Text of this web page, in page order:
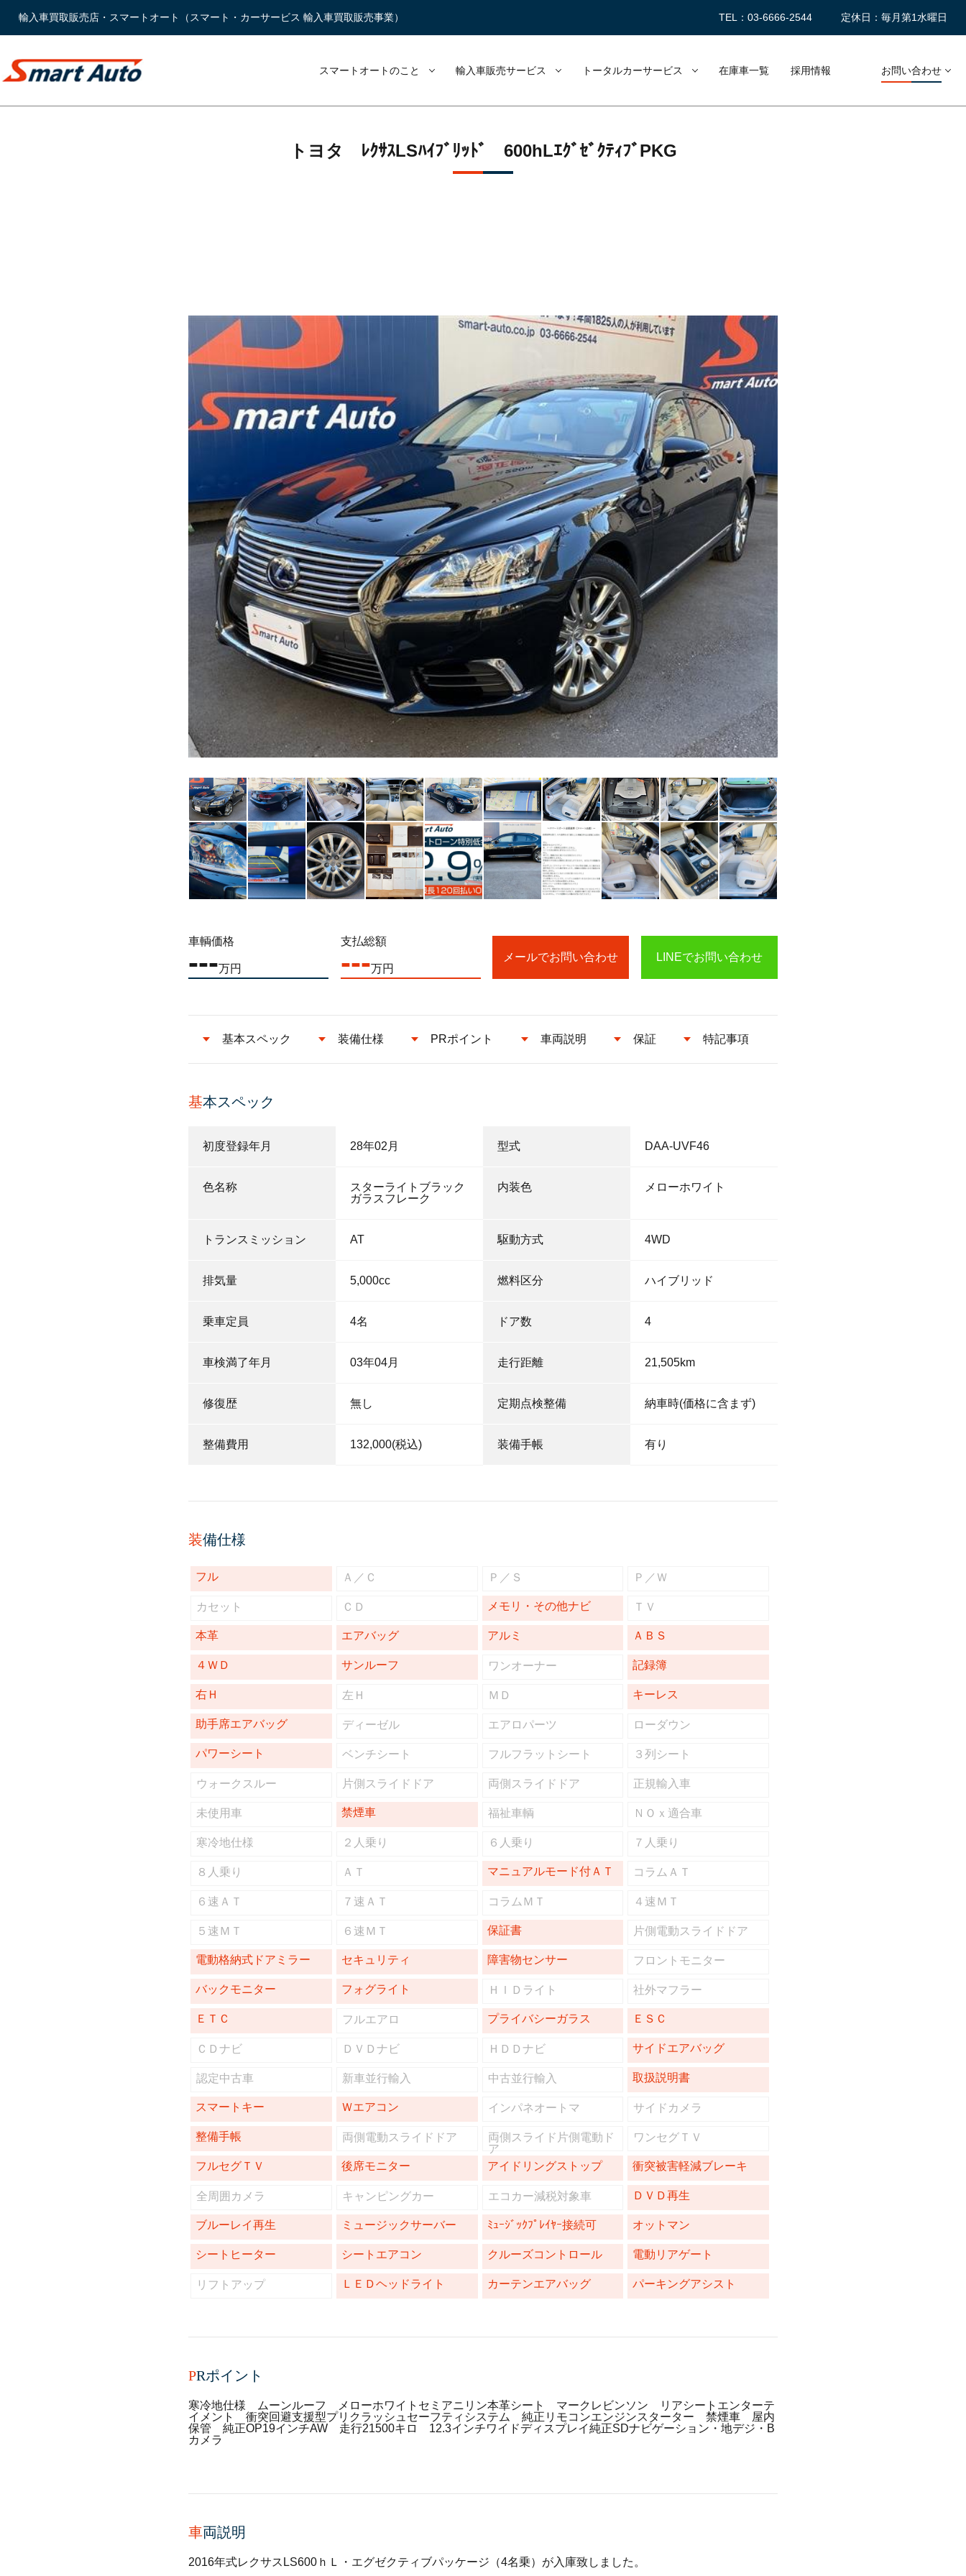
輸入車買取販売店・スマートオート（スマート・カーサービス 輸入車買取販売事業） TEL：03-6666-2544 定休日：毎月第1水曜日
スマートオートのこと 輸入車販売サービス トータルカーサービス 在庫車一覧 採用情報 お問い合わせ
トヨタ ﾚｸｻｽLSﾊｲﾌﾞﾘｯﾄﾞ 600hLｴｸﾞｾﾞｸﾃｨﾌﾞPKG
車輌価格
---万円
支払総額
---万円
メールでお問い合わせ LINEでお問い合わせ
基本スペック 装備仕様 PRポイント 車両説明 保証 特記事項
基本スペック
初度登録年月 28年02月 型式 DAA-UVF46
色名称
スターライトブラック
ガラスフレーク
内装色 メローホワイト
トランスミッション AT 駆動方式 4WD
排気量 5,000cc 燃料区分 ハイブリッド
乗車定員 4名 ドア数 4
車検満了年月 03年04月 走行距離 21,505km
修復歴 無し 定期点検整備 納車時(価格に含まず)
整備費用 132,000(税込) 装備手帳 有り
装備仕様
フル Ａ／Ｃ Ｐ／Ｓ Ｐ／Ｗ
カセット ＣＤ メモリ・その他ナビ ＴＶ
本革 エアバッグ アルミ ＡＢＳ
４ＷＤ サンルーフ ワンオーナー 記録簿
右Ｈ 左Ｈ ＭＤ キーレス
助手席エアバッグ ディーゼル エアロパーツ ローダウン
パワーシート ベンチシート フルフラットシート ３列シート
ウォークスルー 片側スライドドア 両側スライドドア 正規輸入車
未使用車 禁煙車 福祉車輌 ＮＯｘ適合車
寒冷地仕様 ２人乗り ６人乗り ７人乗り
８人乗り ＡＴ マニュアルモード付ＡＴ コラムＡＴ
６速ＡＴ ７速ＡＴ コラムＭＴ ４速ＭＴ
５速ＭＴ ６速ＭＴ 保証書 片側電動スライドドア
電動格納式ドアミラー セキュリティ 障害物センサー フロントモニター
バックモニター フォグライト ＨＩＤライト 社外マフラー
ＥＴＣ フルエアロ プライバシーガラス ＥＳＣ
ＣＤナビ ＤＶＤナビ ＨＤＤナビ サイドエアバッグ
認定中古車 新車並行輸入 中古並行輸入 取扱説明書
スマートキー Ｗエアコン インパネオートマ サイドカメラ
整備手帳 両側電動スライドドア
両側スライド片側電動ド
ア
ワンセグＴＶ
フルセグＴＶ 後席モニター アイドリングストップ 衝突被害軽減ブレーキ
全周囲カメラ キャンピングカー エコカー減税対象車 ＤＶＤ再生
ブルーレイ再生 ミュージックサーバー ﾐｭｰｼﾞｯｸﾌﾟﾚｲﾔｰ接続可 オットマン
シートヒーター シートエアコン クルーズコントロール 電動リアゲート
リフトアップ ＬＥＤヘッドライト カーテンエアバッグ パーキングアシスト
PRポイント
寒冷地仕様 ムーンルーフ メローホワイトセミアニリン本革シート マークレビンソン リアシートエンターテ
イメント 衝突回避支援型プリクラッシュセーフティシステム 純正リモコンエンジンスターター 禁煙車 屋内
保管 純正OP19インチAW 走行21500キロ 12.3インチワイドディスプレイ純正SDナビゲーション・地デジ・B
カメラ
車両説明
2016年式レクサスLS600ｈＬ・エグゼクティブパッケージ（4名乗）が入庫致しました。